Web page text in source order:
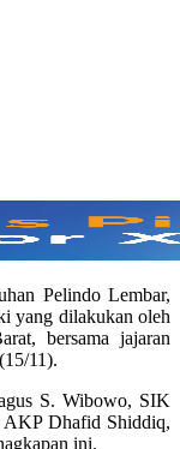
Pelindo Lembar,
yang dilakukan oleh
bersama jajaran
11).
S. Wibowo, SIK
AKP Dhafid Shiddiq,
ini.